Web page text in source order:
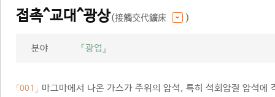
접촉^교대^광상(接觸交代鑛床 )
분야 『광업』
「001」 마그마에서 나온 가스가 주위의 암석, 특히 석회암질 암석에